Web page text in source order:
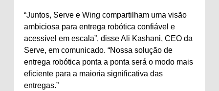
“Juntos, Serve e Wing compartilham uma visão
ambiciosa para entrega robótica confiável e
acessível em escala”, disse Ali Kashani, CEO da
Serve, em comunicado. “Nossa solução de
entrega robótica ponta a ponta será o modo mais
eficiente para a maioria significativa das
entregas.”